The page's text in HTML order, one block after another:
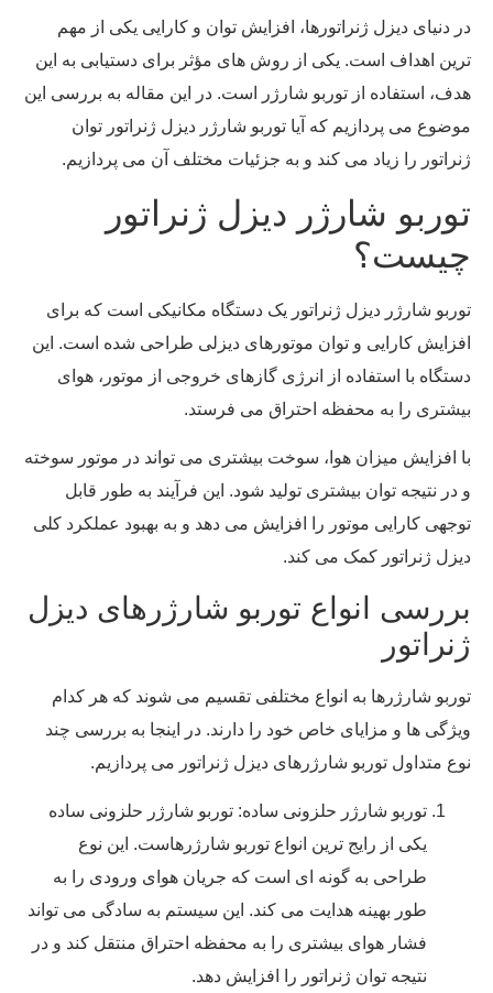
در دنیای دیزل ژنراتورها، افزایش توان و کارایی یکی از مهم‌
ترین اهداف است. یکی از روش ‌های مؤثر برای دستیابی به این
هدف، استفاده از توربو شارژر است. در این مقاله به بررسی این
موضوع می ‌پردازیم که آیا توربو شارژر دیزل ژنراتور توان
ژنراتور را زیاد می ‌کند و به جزئیات مختلف آن می ‌پردازیم.
توربو شارژر دیزل ژنراتور
چیست؟
توربو شارژر دیزل ژنراتور یک دستگاه مکانیکی است که برای
افزایش کارایی و توان موتورهای دیزلی طراحی شده است. این
دستگاه با استفاده از انرژی گازهای خروجی از موتور، هوای
بیشتری را به محفظه احتراق می‌ فرستد.
با افزایش میزان هوا، سوخت بیشتری می ‌تواند در موتور سوخته
و در نتیجه توان بیشتری تولید شود. این فرآیند به طور قابل
توجهی کارایی موتور را افزایش می‌ دهد و به بهبود عملکرد کلی
دیزل ژنراتور کمک می ‌کند.
بررسی انواع توربو شارژرهای دیزل
ژنراتور
توربو شارژرها به انواع مختلفی تقسیم می ‌شوند که هر کدام
ویژگی‌ ها و مزایای خاص خود را دارند. در اینجا به بررسی چند
نوع متداول توربو شارژرهای دیزل ژنراتور می‌ پردازیم.
توربو شارژر حلزونی ساده: توربو شارژر حلزونی ساده
یکی از رایج ‌ترین انواع توربو شارژرهاست. این نوع
طراحی به گونه ‌ای است که جریان هوای ورودی را به
طور بهینه هدایت می‌ کند. این سیستم به سادگی می ‌تواند
فشار هوای بیشتری را به محفظه احتراق منتقل کند و در
نتیجه توان ژنراتور را افزایش دهد.